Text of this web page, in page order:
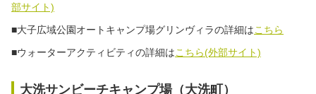
部サイト)
■大子広域公園オートキャンプ場グリンヴィラの詳細はこちら
■ウォーターアクティビティの詳細はこちら(外部サイト)
大洗サンビーチキャンプ場（大洗町）